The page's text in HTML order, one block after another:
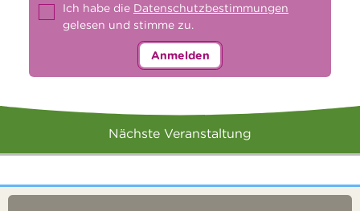
Ich habe die Datenschutzbestimmungen
gelesen und stimme zu.
Anmelden
Nächste Veranstaltung